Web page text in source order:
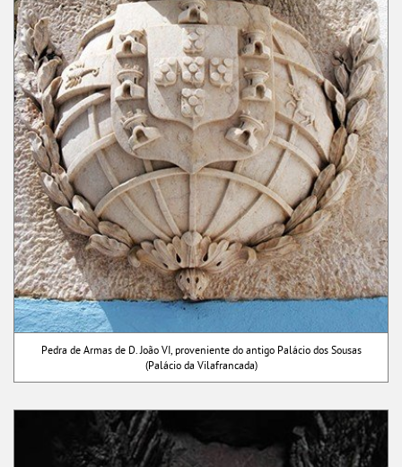
Pedra de Armas de D. João VI, proveniente do antigo Palácio dos Sousas
(Palácio da Vilafrancada)